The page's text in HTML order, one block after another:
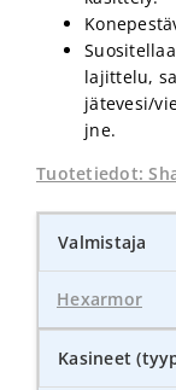
lajittelu,
jätevesi/
jne.
Tuotetiedot:
Valmistaja
Hexarmor
Kasineet